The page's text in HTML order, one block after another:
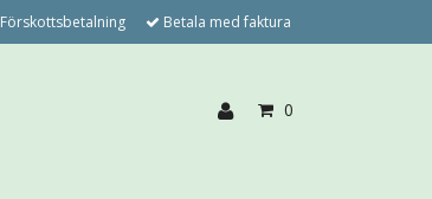
Förskottsbetalning Betala med faktura
0